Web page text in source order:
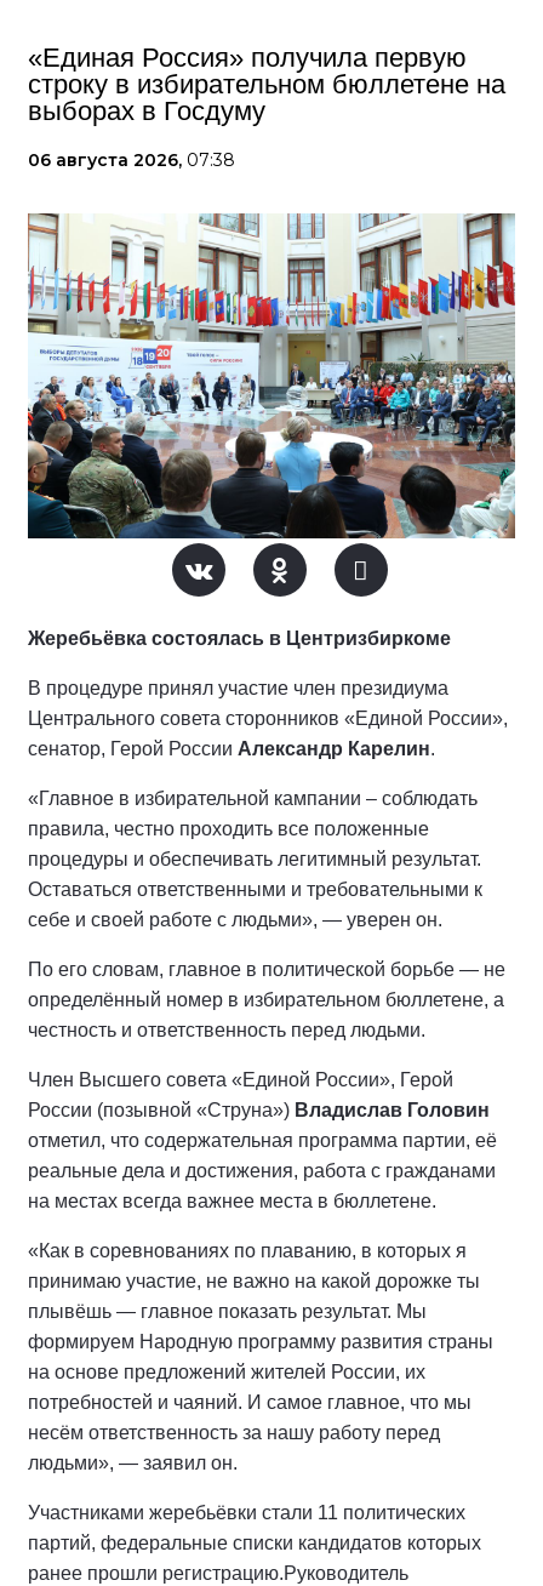
«Единая Россия» получила первую
строку в избирательном бюллетене на
выборах в Госдуму
06 августа 2026, 07:38
Жеребьёвка состоялась в Центризбиркоме
В процедуре принял участие член президиума
Центрального совета сторонников «Единой России»,
сенатор, Герой России Александр Карелин.
«Главное в избирательной кампании – соблюдать
правила, честно проходить все положенные
процедуры и обеспечивать легитимный результат.
Оставаться ответственными и требовательными к
себе и своей работе с людьми», — уверен он.
По его словам, главное в политической борьбе — не
определённый номер в избирательном бюллетене, а
честность и ответственность перед людьми.
Член Высшего совета «Единой России», Герой
России (позывной «Струна») Владислав Головин
отметил, что содержательная программа партии, её
реальные дела и достижения, работа с гражданами
на местах всегда важнее места в бюллетене.
«Как в соревнованиях по плаванию, в которых я
принимаю участие, не важно на какой дорожке ты
плывёшь — главное показать результат. Мы
формируем Народную программу развития страны
на основе предложений жителей России, их
потребностей и чаяний. И самое главное, что мы
несём ответственность за нашу работу перед
людьми», — заявил он.
Участниками жеребьёвки стали 11 политических
партий, федеральные списки кандидатов которых
ранее прошли регистрацию.Руководитель